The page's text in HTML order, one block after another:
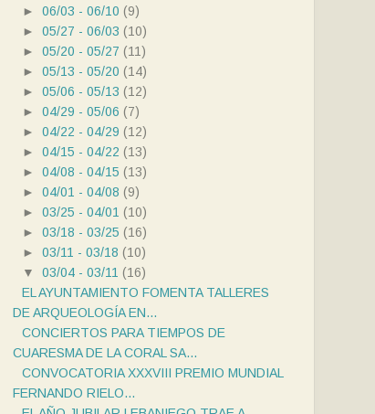
► 06/03 - 06/10 (9)
► 05/27 - 06/03 (10)
► 05/20 - 05/27 (11)
► 05/13 - 05/20 (14)
► 05/06 - 05/13 (12)
► 04/29 - 05/06 (7)
► 04/22 - 04/29 (12)
► 04/15 - 04/22 (13)
► 04/08 - 04/15 (13)
► 04/01 - 04/08 (9)
► 03/25 - 04/01 (10)
► 03/18 - 03/25 (16)
► 03/11 - 03/18 (10)
▼
03/04 - 03/11 (16)
EL AYUNTAMIENTO FOMENTA TALLERES
DE ARQUEOLOGÍA EN...
CONCIERTOS PARA TIEMPOS DE
CUARESMA DE LA CORAL SA...
CONVOCATORIA XXXVIII PREMIO MUNDIAL
FERNANDO RIELO...